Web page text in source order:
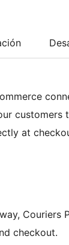
at
Couriers
checkout.